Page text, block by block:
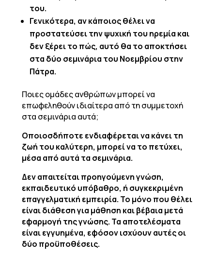
του.
Γενικότερα, αν κάποιος θέλει να
προστατεύσει την ψυχική του ηρεμία και
δεν ξέρει το πώς, αυτό θα το αποκτήσει
στα δύο σεμινάρια του Νοεμβρίου στην
Πάτρα.
Ποιες ομάδες ανθρώπων μπορεί να
επωφεληθούν ιδιαίτερα από τη συμμετοχή
στα σεμινάρια αυτά;
Οποιοσδήποτε ενδιαφέρεται να κάνει τη
ζωή του καλύτερη, μπορεί να το πετύχει,
μέσα από αυτά τα σεμινάρια.
Δεν απαιτείται προηγούμενη γνώση,
εκπαιδευτικό υπόβαθρο, ή συγκεκριμένη
επαγγελματική εμπειρία. Το μόνο που θέλει
είναι διάθεση για μάθηση και βέβαια μετά
εφαρμογή της γνώσης. Τα αποτελέσματα
είναι εγγυημένα, εφόσον ισχύουν αυτές οι
δύο προϋποθέσεις.